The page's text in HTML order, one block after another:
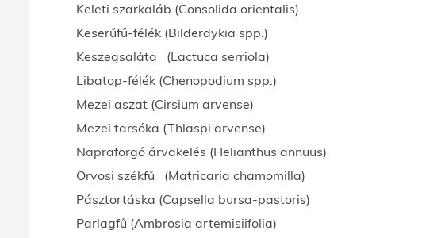
Keleti szarkaláb (Consolida orientalis)
Keserűfű-félék (Bilderdykia spp.)
Keszegsaláta (Lactuca serriola)
Libatop-félék (Chenopodium spp.)
Mezei aszat (Cirsium arvense)
Mezei tarsóka (Thlaspi arvense)
Napraforgó árvakelés (Helianthus annuus)
Orvosi székfű (Matricaria chamomilla)
Pásztortáska (Capsella bursa-pastoris)
Parlagfű (Ambrosia artemisiifolia)